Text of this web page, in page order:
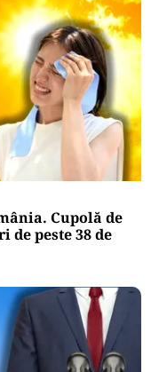
Cupolă de
peste 38 de